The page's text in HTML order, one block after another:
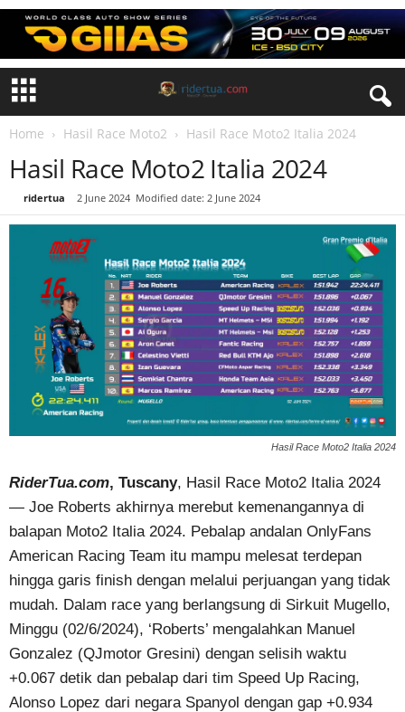
Home Hasil Race Moto2 Hasil Race Moto2 Italia 2024
Hasil Race Moto2 Italia 2024
ridertua 2 June 2024 Modified date: 2 June 2024
Hasil Race Moto2 Italia 2024
RiderTua.com, Tuscany, Hasil Race Moto2 Italia 2024
— Joe Roberts akhirnya merebut kemenangannya di
balapan Moto2 Italia 2024. Pebalap andalan OnlyFans
American Racing Team itu mampu melesat terdepan
hingga garis finish dengan melalui perjuangan yang tidak
mudah. Dalam race yang berlangsung di Sirkuit Mugello,
Minggu (02/6/2024), ‘Roberts’ mengalahkan Manuel
Gonzalez (QJmotor Gresini) dengan selisih waktu
+0.067 detik dan pebalap dari tim Speed Up Racing,
Alonso Lopez dari negara Spanyol dengan gap +0.934